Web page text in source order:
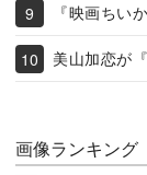
『映画ちい
美山加恋が
画像ランキング